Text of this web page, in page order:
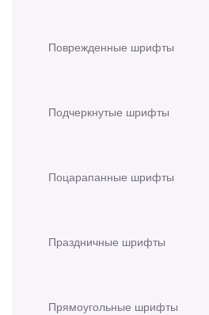
Поврежденные шрифты
Подчеркнутые шрифты
Поцарапанные шрифты
Праздничные шрифты
Прямоугольные шрифты